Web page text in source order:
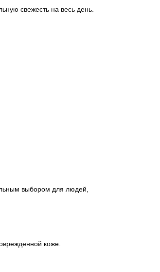
свежесть на весь день.
выбором для людей,
коже.